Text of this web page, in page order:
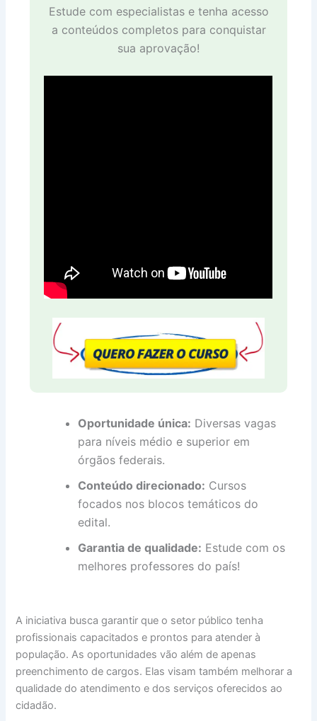
Estude com especialistas e tenha acesso
a conteúdos completos para conquistar
sua aprovação!
Oportunidade única: Diversas vagas
para níveis médio e superior em
órgãos federais.
Conteúdo direcionado: Cursos
focados nos blocos temáticos do
edital.
Garantia de qualidade: Estude com os
melhores professores do país!
A iniciativa busca garantir que o setor público tenha
profissionais capacitados e prontos para atender à
população. As oportunidades vão além de apenas
preenchimento de cargos. Elas visam também melhorar a
qualidade do atendimento e dos serviços oferecidos ao
cidadão.